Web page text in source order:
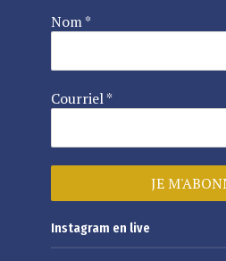
Nom*
Courriel*
Instagram en live